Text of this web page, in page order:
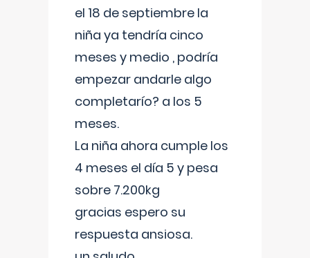
el 18 de septiembre la
niña ya tendría cinco
meses y medio , podría
empezar andarle algo
completarío? a los 5
meses.
La niña ahora cumple los
4 meses el día 5 y pesa
sobre 7.200kg
gracias espero su
respuesta ansiosa.